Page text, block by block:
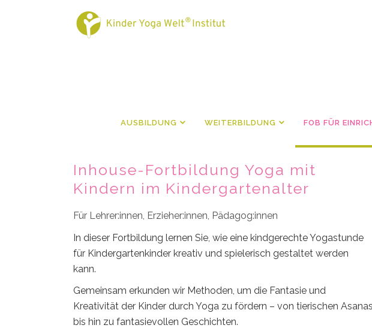
AUSBILDUNG WEITERBILDUNG FOB FÜR
Inhouse-Fortbildung Yoga mit
Kindern im Kindergartenalter
Für Lehrer:innen, Erzieher:innen, Pädagog:innen
In dieser Fortbildung lernen Sie, wie eine kindgerechte Yogastunde
für Kindergartenkinder kreativ und spielerisch gestaltet werden
kann.
Gemeinsam erkunden wir Methoden, um die Fantasie und
Kreativität der Kinder durch Yoga zu fördern – von tierischen Asanas
bis hin zu fantasievollen Geschichten.